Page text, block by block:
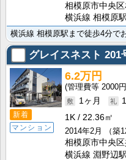
相模原市中央区
横浜線 相模原
グレイスネスト 201
新着
マンション
6.2万円
2000円
1ヶ月
1K
22.36㎡
2014年2月
（築
相模原市中央区
横浜線 淵野辺